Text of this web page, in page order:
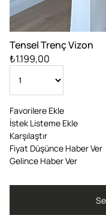
Tensel Trenç Vizon
₺1.199,00
Favorilere Ekle
İstek Listeme Ekle
Karşılaştır
Fiyat Düşünce Haber Ver
Gelince Haber Ver